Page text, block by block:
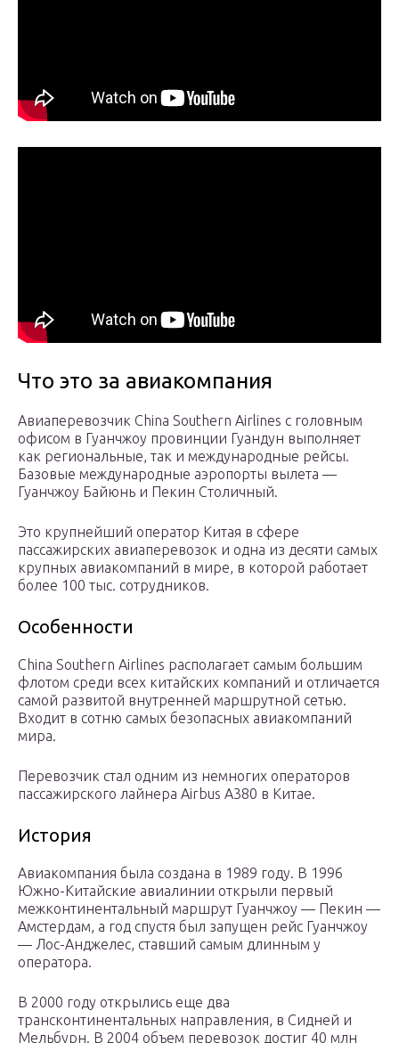
Что это за авиакомпания
Авиаперевозчик China Southern Airlines с головным
офисом в Гуанчжоу провинции Гуандун выполняет
как региональные, так и международные рейсы.
Базовые международные аэропорты вылета —
Гуанчжоу Байюнь и Пекин Столичный.
Это крупнейший оператор Китая в сфере
пассажирских авиаперевозок и одна из десяти самых
крупных авиакомпаний в мире, в которой работает
более 100 тыс. сотрудников.
Особенности
China Southern Airlines располагает самым большим
флотом среди всех китайских компаний и отличается
самой развитой внутренней маршрутной сетью.
Входит в сотню самых безопасных авиакомпаний
мира.
Перевозчик стал одним из немногих операторов
пассажирского лайнера Airbus A380 в Китае.
История
Авиакомпания была создана в 1989 году. В 1996
Южно-Китайские авиалинии открыли первый
межконтинентальный маршрут Гуанчжоу — Пекин —
Амстердам, а год спустя был запущен рейс Гуанчжоу
— Лос-Анджелес, ставший самым длинным у
оператора.
В 2000 году открылись еще два
трансконтинентальных направления, в Сидней и
Мельбурн. В 2004 объем перевозок достиг 40 млн